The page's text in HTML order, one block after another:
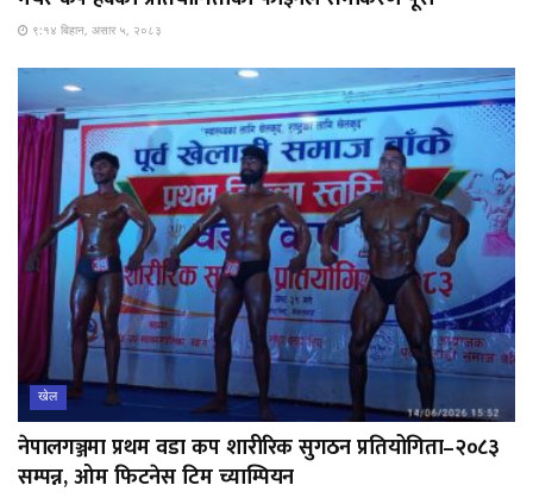
९:१४ बिहान, असार ५, २०८३
खेल
नेपालगञ्जमा प्रथम वडा कप शारीरिक सुगठन प्रतियोगिता–२०८३
सम्पन्न, ओम फिटनेस टिम च्याम्पियन